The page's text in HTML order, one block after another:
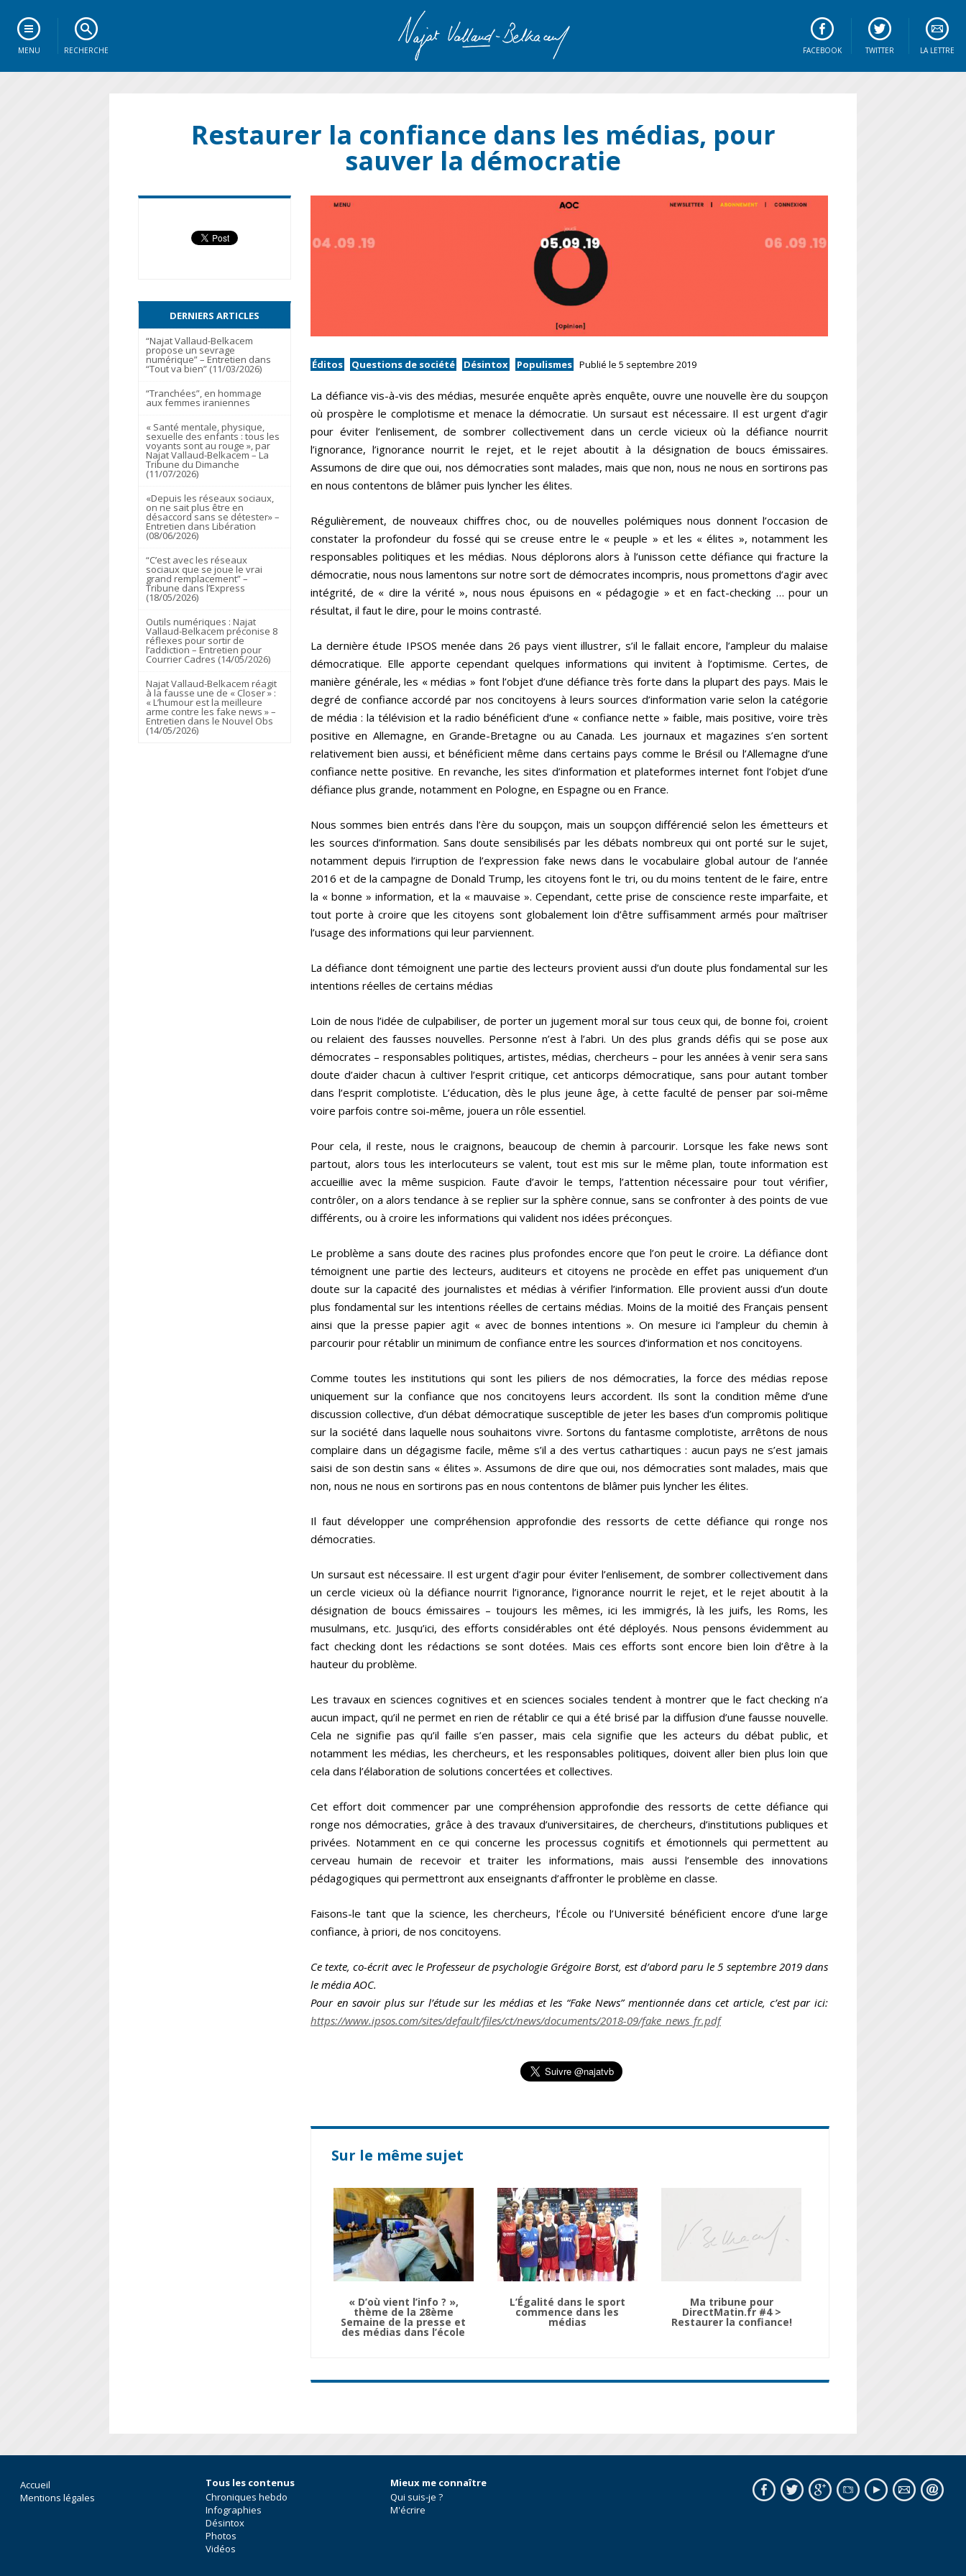
MENU RECHERCHE LA LETTRE
TWITTER
FACEBOOK
Restaurer la confiance dans les médias, pour
sauver la démocratie
Éditos Questions de société Désintox Populismes Publié le 5 septembre 2019
La défiance vis-à-vis des médias, mesurée enquête après enquête, ouvre une nouvelle ère du soupçon
où prospère le complotisme et menace la démocratie. Un sursaut est nécessaire. Il est urgent d’agir
pour éviter l’enlisement, de sombrer collectivement dans un cercle vicieux où la défiance nourrit
l’ignorance, l’ignorance nourrit le rejet, et le rejet aboutit à la désignation de boucs émissaires.
Assumons de dire que oui, nos démocraties sont malades, mais que non, nous ne nous en sortirons pas
en nous contentons de blâmer puis lyncher les élites.
Régulièrement, de nouveaux chiffres choc, ou de nouvelles polémiques nous donnent l’occasion de
constater la profondeur du fossé qui se creuse entre le « peuple » et les « élites », notamment les
responsables politiques et les médias. Nous déplorons alors à l’unisson cette défiance qui fracture la
démocratie, nous nous lamentons sur notre sort de démocrates incompris, nous promettons d’agir avec
intégrité, de « dire la vérité », nous nous épuisons en « pédagogie » et en fact-checking … pour un
résultat, il faut le dire, pour le moins contrasté.
La dernière étude IPSOS menée dans 26 pays vient illustrer, s’il le fallait encore, l’ampleur du malaise
démocratique. Elle apporte cependant quelques informations qui invitent à l’optimisme. Certes, de
manière générale, les « médias » font l’objet d’une défiance très forte dans la plupart des pays. Mais le
degré de confiance accordé par nos concitoyens à leurs sources d’information varie selon la catégorie
de média : la télévision et la radio bénéficient d’une « confiance nette » faible, mais positive, voire très
positive en Allemagne, en Grande-Bretagne ou au Canada. Les journaux et magazines s’en sortent
relativement bien aussi, et bénéficient même dans certains pays comme le Brésil ou l’Allemagne d’une
confiance nette positive. En revanche, les sites d’information et plateformes internet font l’objet d’une
défiance plus grande, notamment en Pologne, en Espagne ou en France.
Nous sommes bien entrés dans l’ère du soupçon, mais un soupçon différencié selon les émetteurs et
les sources d’information. Sans doute sensibilisés par les débats nombreux qui ont porté sur le sujet,
notamment depuis l’irruption de l’expression fake news dans le vocabulaire global autour de l’année
2016 et de la campagne de Donald Trump, les citoyens font le tri, ou du moins tentent de le faire, entre
la « bonne » information, et la « mauvaise ». Cependant, cette prise de conscience reste imparfaite, et
tout porte à croire que les citoyens sont globalement loin d’être suffisamment armés pour maîtriser
l’usage des informations qui leur parviennent.
La défiance dont témoignent une partie des lecteurs provient aussi d’un doute plus fondamental sur les
intentions réelles de certains médias
Loin de nous l’idée de culpabiliser, de porter un jugement moral sur tous ceux qui, de bonne foi, croient
ou relaient des fausses nouvelles. Personne n’est à l’abri. Un des plus grands défis qui se pose aux
démocrates – responsables politiques, artistes, médias, chercheurs – pour les années à venir sera sans
doute d’aider chacun à cultiver l’esprit critique, cet anticorps démocratique, sans pour autant tomber
dans l’esprit complotiste. L’éducation, dès le plus jeune âge, à cette faculté de penser par soi-même
voire parfois contre soi-même, jouera un rôle essentiel.
Pour cela, il reste, nous le craignons, beaucoup de chemin à parcourir. Lorsque les fake news sont
partout, alors tous les interlocuteurs se valent, tout est mis sur le même plan, toute information est
accueillie avec la même suspicion. Faute d’avoir le temps, l’attention nécessaire pour tout vérifier,
contrôler, on a alors tendance à se replier sur la sphère connue, sans se confronter à des points de vue
différents, ou à croire les informations qui valident nos idées préconçues.
Le problème a sans doute des racines plus profondes encore que l’on peut le croire. La défiance dont
témoignent une partie des lecteurs, auditeurs et citoyens ne procède en effet pas uniquement d’un
doute sur la capacité des journalistes et médias à vérifier l’information. Elle provient aussi d’un doute
plus fondamental sur les intentions réelles de certains médias. Moins de la moitié des Français pensent
ainsi que la presse papier agit « avec de bonnes intentions ». On mesure ici l’ampleur du chemin à
parcourir pour rétablir un minimum de confiance entre les sources d’information et nos concitoyens.
Comme toutes les institutions qui sont les piliers de nos démocraties, la force des médias repose
uniquement sur la confiance que nos concitoyens leurs accordent. Ils sont la condition même d’une
discussion collective, d’un débat démocratique susceptible de jeter les bases d’un compromis politique
sur la société dans laquelle nous souhaitons vivre. Sortons du fantasme complotiste, arrêtons de nous
complaire dans un dégagisme facile, même s’il a des vertus cathartiques : aucun pays ne s’est jamais
saisi de son destin sans « élites ». Assumons de dire que oui, nos démocraties sont malades, mais que
non, nous ne nous en sortirons pas en nous contentons de blâmer puis lyncher les élites.
Il faut développer une compréhension approfondie des ressorts de cette défiance qui ronge nos
démocraties.
Un sursaut est nécessaire. Il est urgent d’agir pour éviter l’enlisement, de sombrer collectivement dans
un cercle vicieux où la défiance nourrit l’ignorance, l’ignorance nourrit le rejet, et le rejet aboutit à la
désignation de boucs émissaires – toujours les mêmes, ici les immigrés, là les juifs, les Roms, les
musulmans, etc. Jusqu’ici, des efforts considérables ont été déployés. Nous pensons évidemment au
fact checking dont les rédactions se sont dotées. Mais ces efforts sont encore bien loin d’être à la
hauteur du problème.
Les travaux en sciences cognitives et en sciences sociales tendent à montrer que le fact checking n’a
aucun impact, qu’il ne permet en rien de rétablir ce qui a été brisé par la diffusion d’une fausse nouvelle.
Cela ne signifie pas qu’il faille s’en passer, mais cela signifie que les acteurs du débat public, et
notamment les médias, les chercheurs, et les responsables politiques, doivent aller bien plus loin que
cela dans l’élaboration de solutions concertées et collectives.
Cet effort doit commencer par une compréhension approfondie des ressorts de cette défiance qui
ronge nos démocraties, grâce à des travaux d’universitaires, de chercheurs, d’institutions publiques et
privées. Notamment en ce qui concerne les processus cognitifs et émotionnels qui permettent au
cerveau humain de recevoir et traiter les informations, mais aussi l’ensemble des innovations
pédagogiques qui permettront aux enseignants d’affronter le problème en classe.
Faisons-le tant que la science, les chercheurs, l’École ou l’Université bénéficient encore d’une large
confiance, à priori, de nos concitoyens.
Ce texte, co-écrit avec le Professeur de psychologie Grégoire Borst, est d’abord paru le 5 septembre 2019 dans
le média AOC.
Pour en savoir plus sur l’étude sur les médias et les “Fake News” mentionnée dans cet article, c’est par ici:
https://www.ipsos.com/sites/default/files/ct/news/documents/2018-09/fake_news_fr.pdf
Sur le même sujet
« D’où vient l’info ? »,
thème de la 28ème
Semaine de la presse et
des médias dans l’école
L’Égalité dans le sport
commence dans les
médias
Ma tribune pour
DirectMatin.fr #4 >
Restaurer la confiance!
DERNIERS ARTICLES
“Najat Vallaud-Belkacem
propose un sevrage
numérique” – Entretien dans
“Tout va bien” (11/03/2026)
“Tranchées”, en hommage
aux femmes iraniennes
« Santé mentale, physique,
sexuelle des enfants : tous les
voyants sont au rouge », par
Najat Vallaud-Belkacem – La
Tribune du Dimanche
(11/07/2026)
«Depuis les réseaux sociaux,
on ne sait plus être en
désaccord sans se détester» –
Entretien dans Libération
(08/06/2026)
“C’est avec les réseaux
sociaux que se joue le vrai
grand remplacement” –
Tribune dans l’Express
(18/05/2026)
Outils numériques : Najat
Vallaud-Belkacem préconise 8
réflexes pour sortir de
l’addiction – Entretien pour
Courrier Cadres (14/05/2026)
Najat Vallaud-Belkacem réagit
à la fausse une de « Closer » :
« L’humour est la meilleure
arme contre les fake news » –
Entretien dans le Nouvel Obs
(14/05/2026)
Accueil
Mentions légales
Tous les contenus
Chroniques hebdo
Infographies
Désintox
Photos
Vidéos
Mieux me connaître
Qui suis-je ?
M'écrire